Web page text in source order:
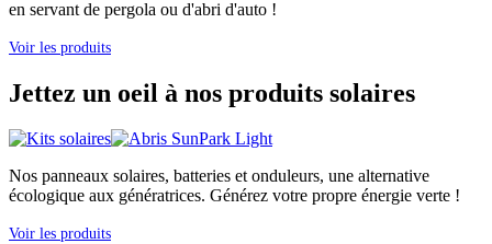
en servant de pergola ou d'abri d'auto !
Voir les produits
Jettez un oeil à nos produits solaires
Nos panneaux solaires, batteries et onduleurs, une alternative
écologique aux génératrices. Générez votre propre énergie verte !
Voir les produits